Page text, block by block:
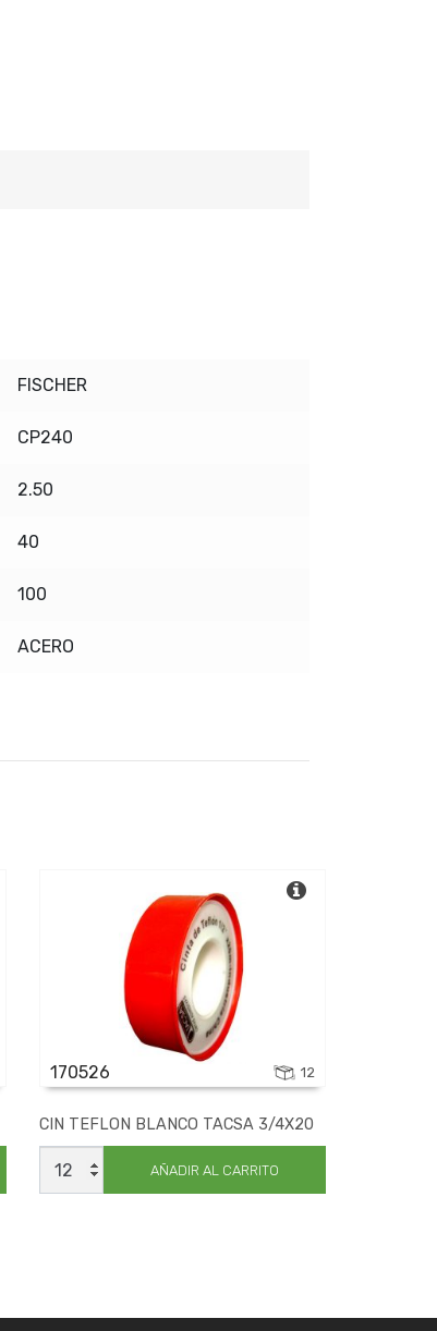
FISCHER
CP240
2.50
40
100
ACERO
170526 12
CIN TEFLON BLANCO TACSA 3/4X20
CIN
TEFLON
BLANCO
AÑADIR AL CARRITO